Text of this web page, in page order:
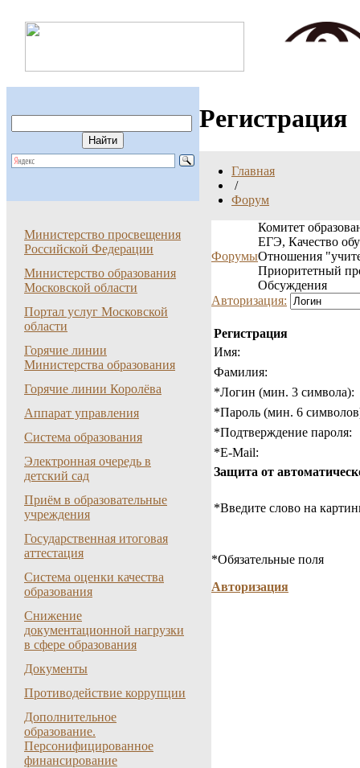
Регистрация
Главная
/
Форум
Министерство просвещения
Российской Федерации
Министерство образования
Московской области
Портал услуг Московской
области
Горячие линии
Министерства образования
Горячие линии Королёва
Аппарат управления
Система образования
Электронная очередь в
детский сад
Приём в образовательные
учреждения
Государственная итоговая
аттестация
Система оценки качества
образования
Снижение
документационной нагрузки
в сфере образования
Документы
Противодействие коррупции
Дополнительное
образование.
Персонифицированное
финансирование
Форумы
Комитет
ЕГЭ, Качество
Отношения
Приоритетный
Обсуждения
Авторизация:
Регистрация
Имя:
Фамилия:
*Логин (мин. 3 символа):
*Пароль (мин. 6
*Подтверждение пароля:
*E-Mail:
Защита от
*Введите слово на
*Обязательные поля
Авторизация